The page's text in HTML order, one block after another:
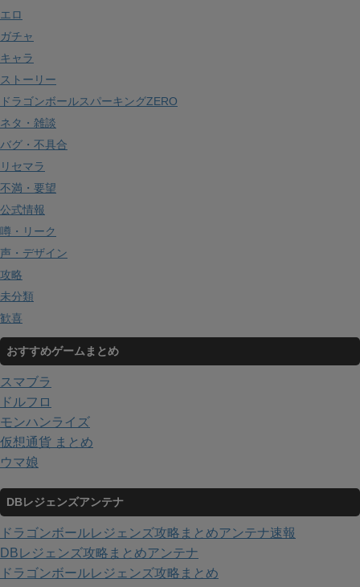
エロ
ガチャ
キャラ
ストーリー
ドラゴンボールスパーキングZERO
ネタ・雑談
バグ・不具合
リセマラ
不満・要望
公式情報
噂・リーク
声・デザイン
攻略
未分類
歓喜
おすすめゲームまとめ
スマブラ
ドルフロ
モンハンライズ
仮想通貨 まとめ
ウマ娘
DBレジェンズアンテナ
ドラゴンボールレジェンズ攻略まとめアンテナ速報
DBレジェンズ攻略まとめアンテナ
ドラゴンボールレジェンズ攻略まとめ